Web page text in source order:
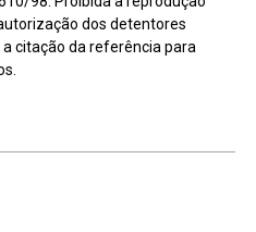
dos detentores
citação da referência para